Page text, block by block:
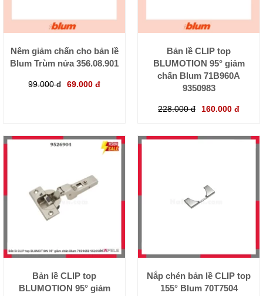
Nêm giảm chấn cho bản lề
Blum Trùm nửa 356.08.901
99.000 đ 69.000 đ
Bản lề CLIP top
BLUMOTION 95° giảm
chấn Blum 71B960A
9350983
228.000 đ 160.000 đ
Bản lề CLIP top
BLUMOTION 95° giảm
Nắp chén bản lề CLIP top
155° Blum 70T7504